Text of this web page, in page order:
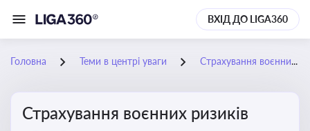
ВХІД ДО LIGA360
Головна Теми в центрі уваги Страхування воєнних ризиків
Страхування воєнних ризиків